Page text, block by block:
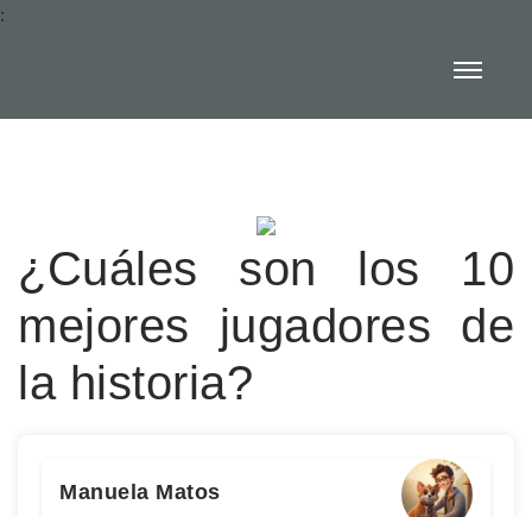
:
¿Cuáles son los 10
mejores jugadores de
la historia?
Manuela Matos